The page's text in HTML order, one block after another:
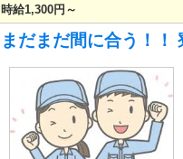
時給1,300円～
まだまだ間に合う！！